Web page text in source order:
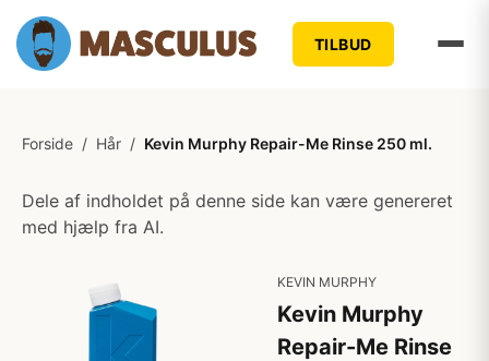
TILBUD
Forside / Hår / Kevin Murphy Repair-Me Rinse 250 ml.
Dele af indholdet på denne side kan være genereret
med hjælp fra AI.
KEVIN MURPHY
Kevin Murphy
Repair-Me Rinse